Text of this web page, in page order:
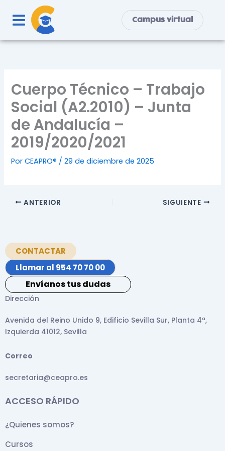
contenido
Campus virtual
Cuerpo Técnico – Trabajo
Social (A2.2010) – Junta
de Andalucía –
2019/2020/2021
PorCEAPRO® /29 de diciembre de 2025
ANTERIOR SIGUIENTE
CONTACTAR
Llamar al 954 70 70 00
Envíanos tus dudas
Dirección
Avenida del Reino Unido 9, Edificio Sevilla Sur, Planta 4ª,
Izquierda 41012, Sevilla
Correo
secretaria@ceapro.es
ACCESO RÁPIDO
¿Quienes somos?
Cursos